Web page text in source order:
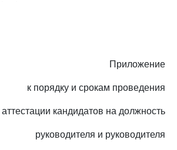
Приложение
к порядку и срокам проведения
аттестации кандидатов на должность
руководителя и руководителя